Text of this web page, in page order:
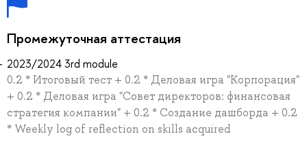
Промежуточная аттестация
2023/2024 3rd module
0.2 * Итоговый тест + 0.2 * Деловая игра "Корпорация"
+ 0.2 * Деловая игра "Совет директоров: финансовая
стратегия компании" + 0.2 * Создание дашборда + 0.2
* Weekly log of reflection on skills acquired